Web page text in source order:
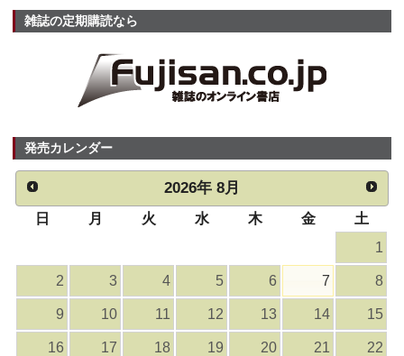
雑誌の定期購読なら
発売カレンダー
2026年 8月
日 月 火 水 木 金
土
1
2 3 4 5 6 7 8
9 10 11 12 13 14 15
16 17 18 19 20 21 22